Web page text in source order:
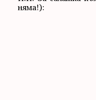
няма!):